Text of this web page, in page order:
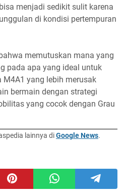
menjadi sedikit sulit karena
di kondisi pertempuran
memutuskan mana yang
pada apa yang ideal untuk
M4A1 yang lebih merusak
bermain dengan strategi
yang cocok dengan Grau
lainnya diGoogle News.